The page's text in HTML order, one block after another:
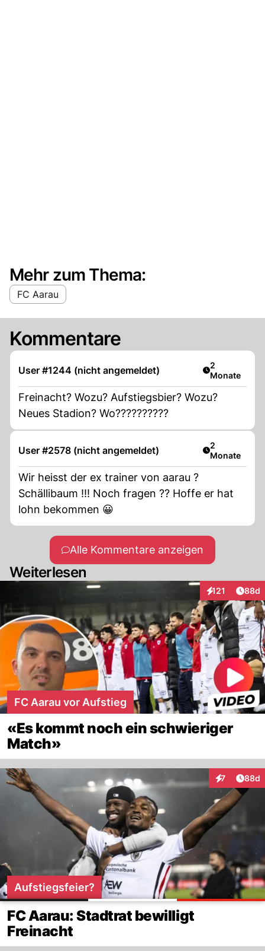
Mehr zum Thema:
FC Aarau
Kommentare
User #1244 (nicht angemeldet) Artikel
2
Monate
Freinacht? Wozu? Aufstiegsbier? Wozu?
Neues Stadion? Wo??????????
User #2578 (nicht angemeldet) Artikel
2
Monate
Wir heisst der ex trainer von aarau ?
Schällibaum !!! Noch fragen ?? Hoffe er hat
lohn bekommen 😀
Alle Kommentare anzeigen
Weiterlesen
121
Interaktionen
88d
FC Aarau vor Aufstieg
«Es kommt noch ein schwieriger
Match»
7
Interaktionen
88d
Aufstiegsfeier?
FC Aarau: Stadtrat bewilligt
Freinacht